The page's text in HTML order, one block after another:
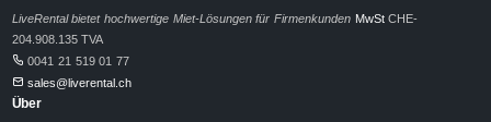
LiveRental bietet hochwertige Miet-Lösungen für Firmenkunden MwStCHE-
204.908.135 TVA
0041 21 519 01 77
sales@liverental.ch
Über